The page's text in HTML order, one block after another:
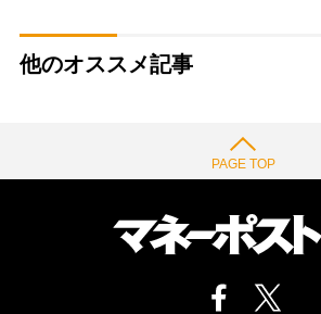
他のオススメ記事
PAGE TOP